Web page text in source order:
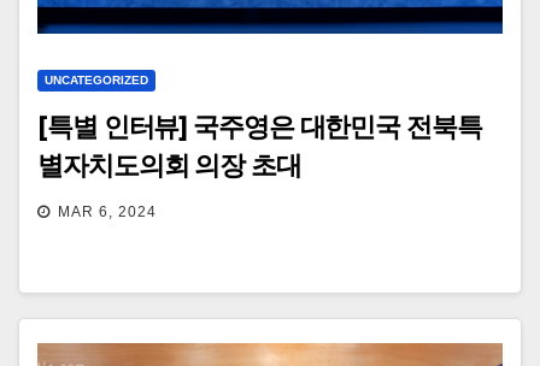
UNCATEGORIZED
[특별 인터뷰] 국주영은 대한민국 전북특
별자치도의회 의장 초대
MAR 6, 2024